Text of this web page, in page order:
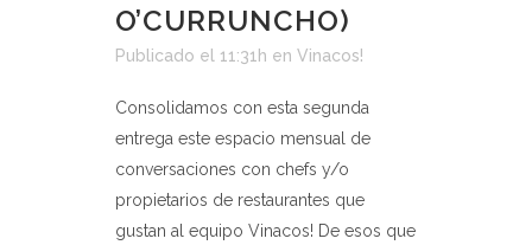
O’CURRUNCHO)
Publicado el 11:31h en Vinacos!
Consolidamos con esta segunda
entrega este espacio mensual de
conversaciones con chefs y/o
propietarios de restaurantes que
gustan al equipo Vinacos! De esos que